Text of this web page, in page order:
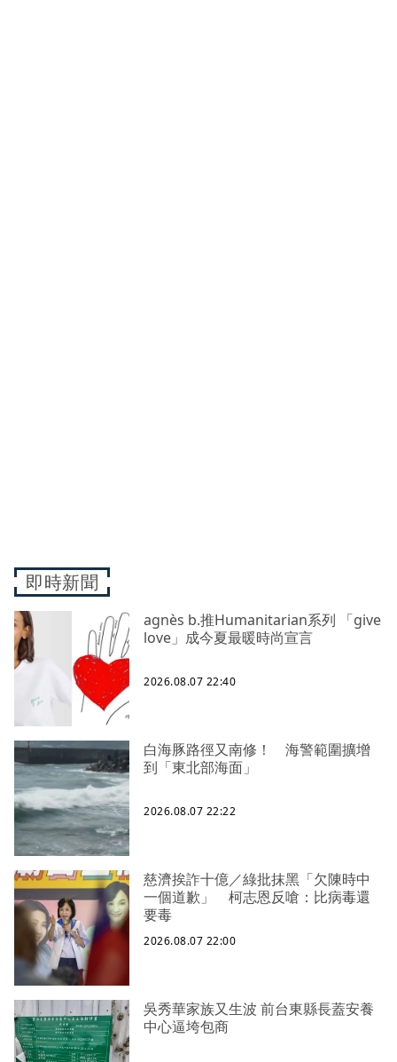
即時新聞
agnès b.推Humanitarian系列 「give
love」成今夏最暖時尚宣言
2026.08.07 22:40
白海豚路徑又南修！ 海警範圍擴增
到「東北部海面」
2026.08.07 22:22
慈濟挨詐十億／綠批抹黑「欠陳時中
一個道歉」 柯志恩反嗆：比病毒還
要毒
2026.08.07 22:00
吳秀華家族又生波 前台東縣長蓋安養
中心逼垮包商